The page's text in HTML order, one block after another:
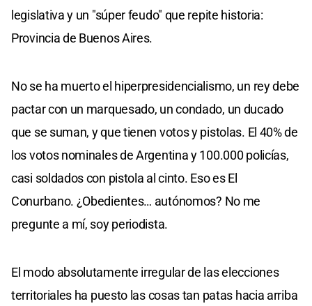
legislativa y un "súper feudo" que repite historia:
Provincia de Buenos Aires.
No se ha muerto el hiperpresidencialismo, un rey debe
pactar con un marquesado, un condado, un ducado
que se suman, y que tienen votos y pistolas. El 40% de
los votos nominales de Argentina y 100.000 policías,
casi soldados con pistola al cinto. Eso es El
Conurbano. ¿Obedientes… autónomos? No me
pregunte a mí, soy periodista.
El modo absolutamente irregular de las elecciones
territoriales ha puesto las cosas tan patas hacia arriba